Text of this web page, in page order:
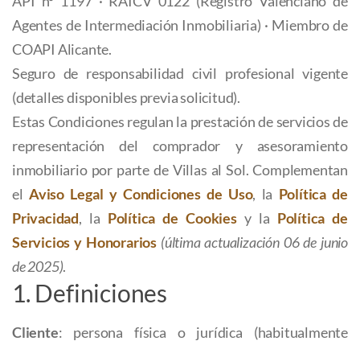
Agentes de Intermediación Inmobiliaria) · Miembro de
COAPI Alicante.
Seguro de responsabilidad civil profesional vigente
(detalles disponibles previa solicitud).
Estas Condiciones regulan la prestación de servicios de
representación del comprador y asesoramiento
inmobiliario por parte de Villas al Sol. Complementan
el Aviso Legal y Condiciones de Uso, la Política de
Privacidad, la Política de Cookiesy la Política de
Servicios y Honorarios (última actualización 06 de junio
de 2025).
1. Definiciones
Cliente: persona física o jurídica (habitualmente